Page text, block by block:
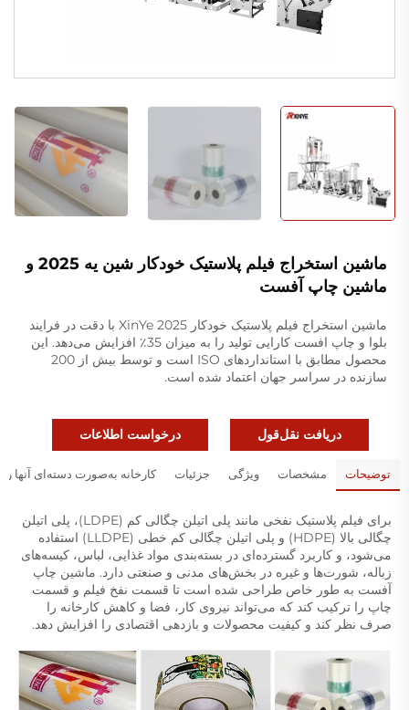
ماشین استخراج فیلم پلاستیک خودکار شین یه 2025 و
ماشین چاپ آفست
ماشین استخراج فیلم پلاستیک خودکار XinYe 2025 با دقت در فرایند
بلوا و چاپ افست کارایی تولید را به میزان 35٪ افزایش می‌دهد. این
محصول مطابق با استانداردهای ISO است و توسط بیش از 200
سازنده در سراسر جهان اعتماد شده است.
دریافت نقل‌قول درخواست اطلاعات
توضیحات مشخصات ویژگی جزئیات کارخانه به‌صورت دسته‌ای آنها
صرف نظر کند و کیفیت محصولات و بازدهی اقتصادی را افزایش دهد.